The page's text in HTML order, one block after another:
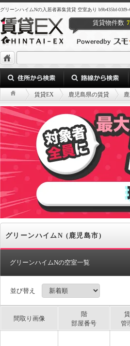
グリーンハイムNの入居者募集賃貸 空室あり b9b435bf-03f9-
賃貸物件数
賃貸EX 鹿児島県の賃貸
グリーンハイムN (鹿児島市)
グリーンハイムNの空室一覧
並び替え
間取り画像
階
部屋番号
管